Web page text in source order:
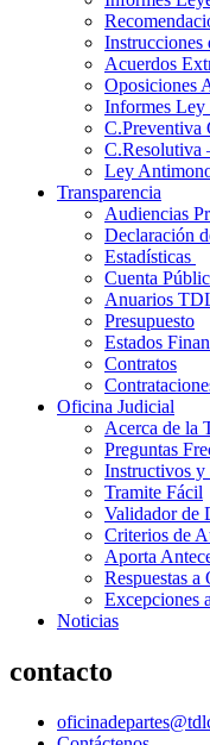
Instrucciones
Acuerdos
Oposiciones
Informes Ley
C.Preventiva
C.Resolutiva
Ley
Transparencia
Audiencias
Declaración
Estadísticas
Cuenta
Anuarios
Presupuesto
Estados
Contratos
Oficina Judicial
Acerca de la
Preguntas
Instructivos y
Tramite Fácil
Validador de
Criterios de
Aporta
Respuestas a
Excepciones
Noticias
contacto